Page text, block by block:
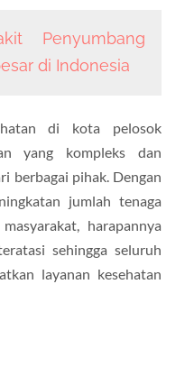
Penyumbang
di Indonesia
di kota pelosok
yang kompleks dan
berbagai pihak. Dengan
jumlah tenaga
harapannya
sehingga seluruh
layanan kesehatan